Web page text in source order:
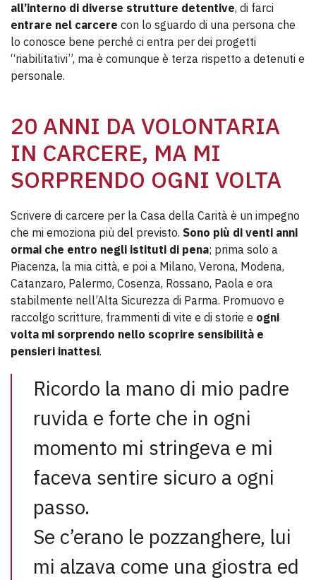
all’interno di diverse strutture detentive, di farci
entrare nel carcere con lo sguardo di una persona che
lo conosce bene perché ci entra per dei progetti
“riabilitativi”, ma è comunque è terza rispetto a detenuti e
personale.
20 ANNI DA VOLONTARIA
IN CARCERE, MA MI
SORPRENDO OGNI VOLTA
Scrivere di carcere per la Casa della Carità è un impegno
che mi emoziona più del previsto. Sono più di venti anni
ormai che entro negli istituti di pena; prima solo a
Piacenza, la mia città, e poi a Milano, Verona, Modena,
Catanzaro, Palermo, Cosenza, Rossano, Paola e ora
stabilmente nell’Alta Sicurezza di Parma. Promuovo e
raccolgo scritture, frammenti di vite e di storie e ogni
volta mi sorprendo nello scoprire sensibilità e
pensieri inattesi.
Ricordo la mano di mio padre
ruvida e forte che in ogni
momento mi stringeva e mi
faceva sentire sicuro a ogni
passo.
Se c’erano le pozzanghere, lui
mi alzava come una giostra ed